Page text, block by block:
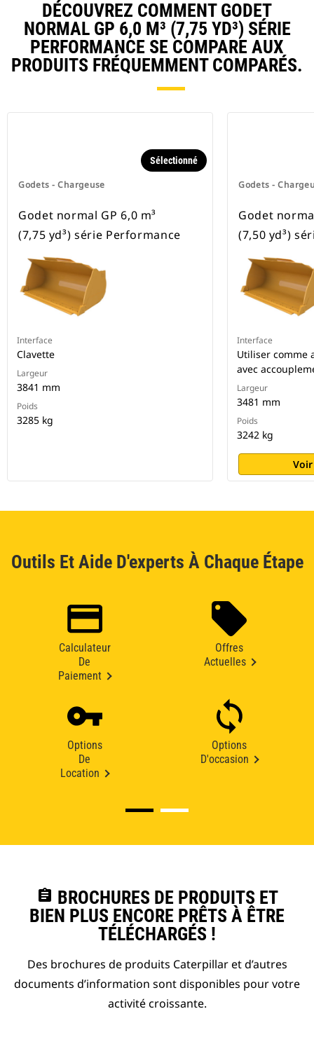
DÉCOUVREZ COMMENT GODET
NORMAL GP 6,0 M³ (7,75 YD³) SÉRIE
PERFORMANCE SE COMPARE AUX
PRODUITS FRÉQUEMMENT COMPARÉS.
Godets - Chargeuse
Sélectionné
Godet normal GP 6,0 m³
(7,75 yd³) série Performance
Interface
Clavette
Largeur
3841 mm
Poids
3285 kg
Godets -
Godet
(7,50 yd³)
Interface
Utiliser comme
avec
Largeur
3481 mm
Poids
3242 kg
Outils Et Aide D'experts À Chaque Étape
Calculateur
De
Paiement
Offres
Actuelles
Options
De
Location
Options
D'occasion
assignment BROCHURES DE PRODUITS ET
BIEN PLUS ENCORE PRÊTS À ÊTRE
TÉLÉCHARGÉS !
Des brochures de produits Caterpillar et d’autres
documents d’information sont disponibles pour votre
activité croissante.